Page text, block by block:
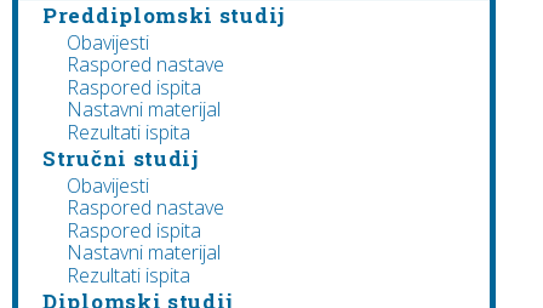
Preddiplomski studij
Obavijesti
Raspored nastave
Raspored ispita
Nastavni materijal
Rezultati ispita
Stručni studij
Obavijesti
Raspored nastave
Raspored ispita
Nastavni materijal
Rezultati ispita
Diplomski studij